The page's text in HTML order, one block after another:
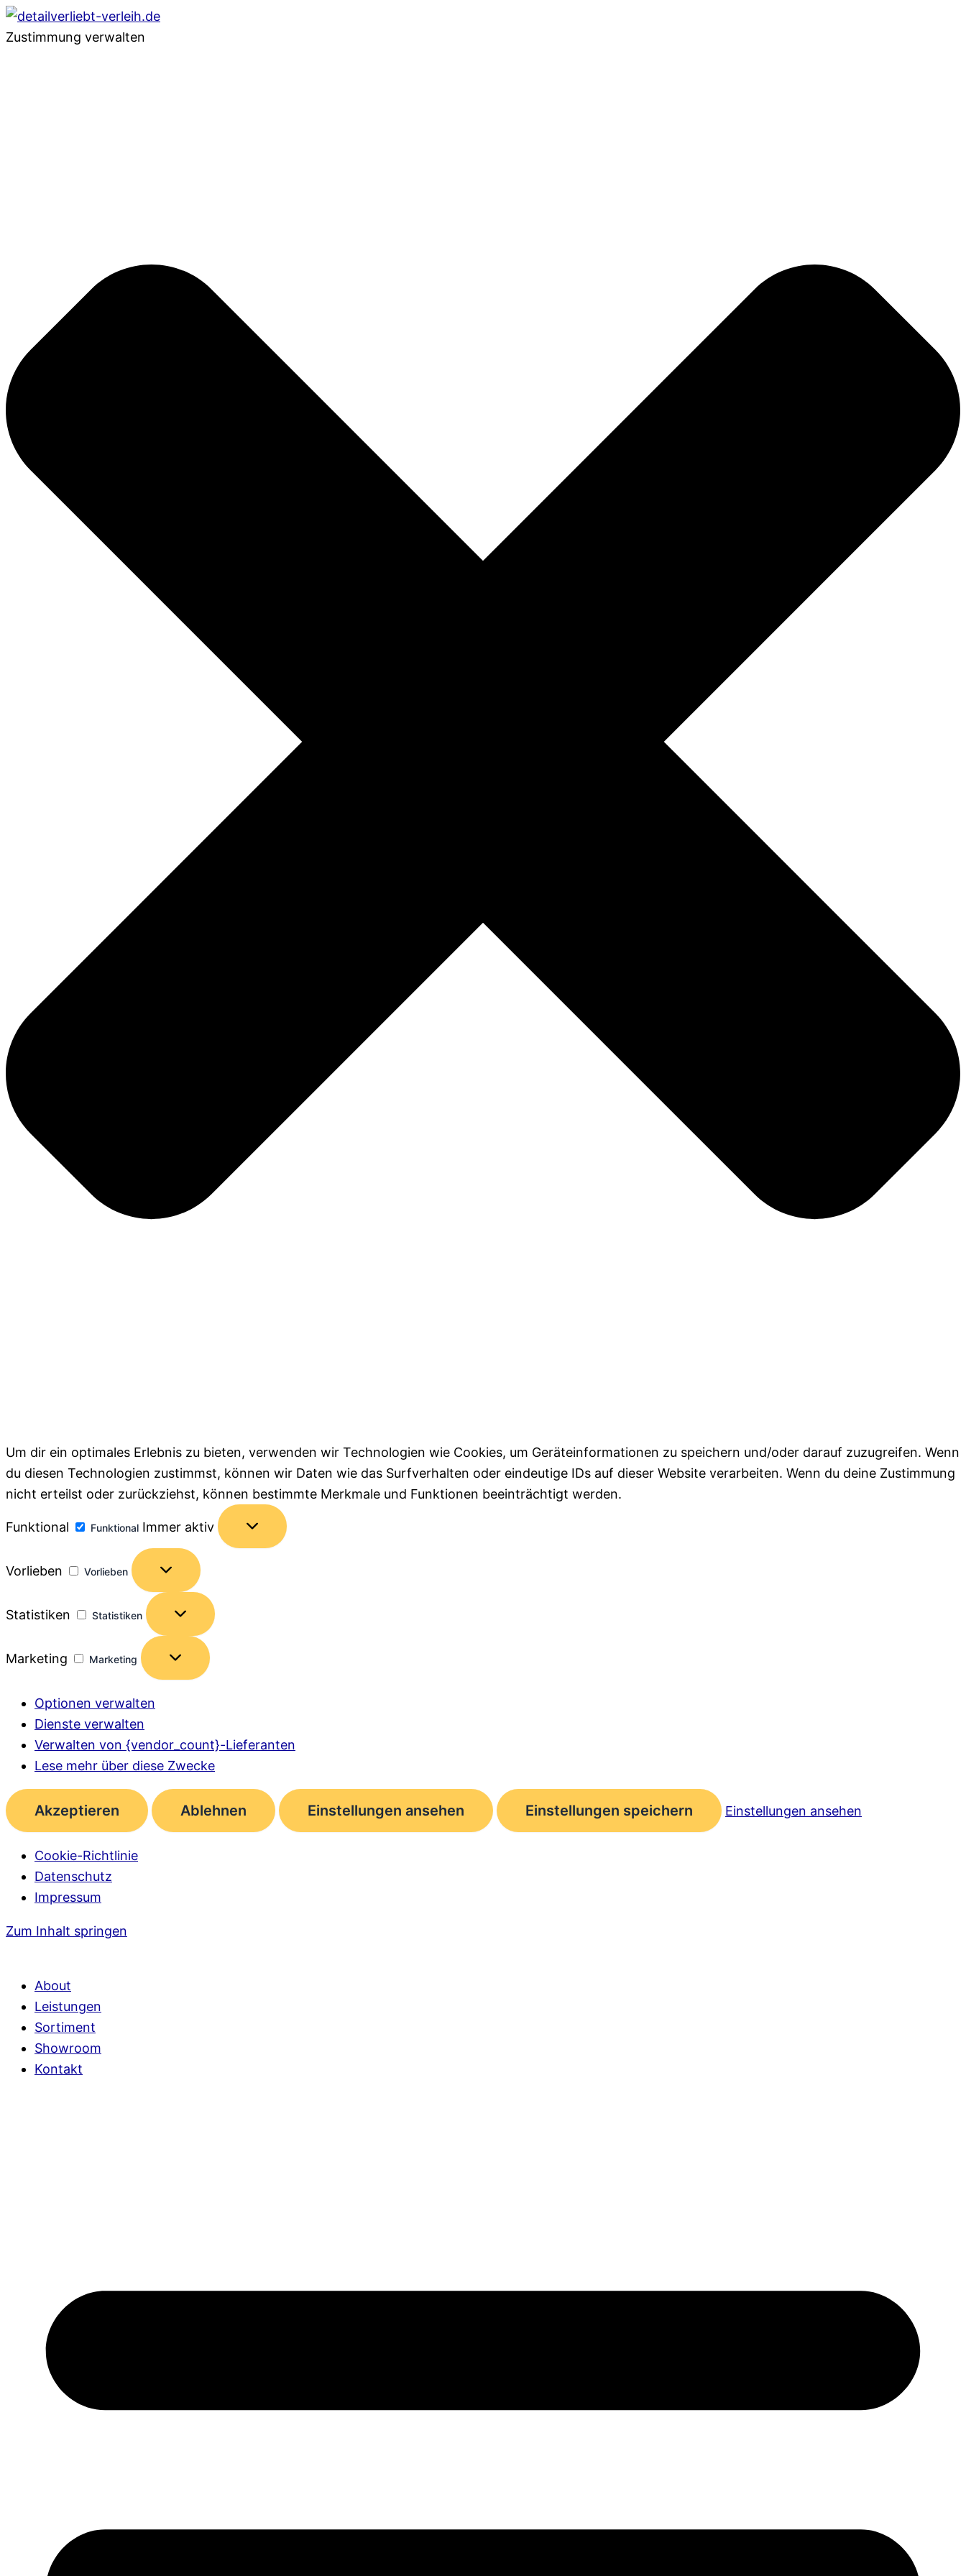
Zustimmung verwalten
Um dir ein optimales Erlebnis zu bieten, verwenden wir Technologien wie Cookies, um Geräteinformationen zu speichern und/oder darauf zuzugreifen. Wenn
du diesen Technologien zustimmst, können wir Daten wie das Surfverhalten oder eindeutige IDs auf dieser Website verarbeiten. Wenn du deine Zustimmung
nicht erteilst oder zurückziehst, können bestimmte Merkmale und Funktionen beeinträchtigt werden.
Funktional Funktional Immer aktiv
Vorlieben Vorlieben
Statistiken Statistiken
Marketing Marketing
Optionen verwalten
Dienste verwalten
Verwalten von {vendor_count}-Lieferanten
Lese mehr über diese Zwecke
Akzeptieren Ablehnen Einstellungen ansehen Einstellungen speichern Einstellungen ansehen
Cookie-Richtlinie
Datenschutz
Impressum
Zum Inhalt springen
About
Leistungen
Sortiment
Showroom
Kontakt